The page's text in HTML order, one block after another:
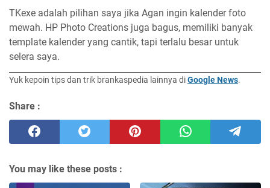
TKexe adalah pilihan saya jika Agan ingin kalender foto
mewah. HP Photo Creations juga bagus, memiliki banyak
template kalender yang cantik, tapi terlalu besar untuk
selera saya.
Yuk kepoin tips dan trik brankaspedia lainnya diGoogle News.
Share :
You may like these posts :